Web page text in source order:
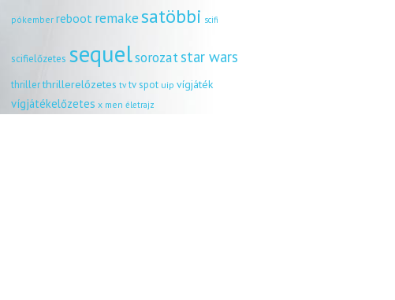
pókember reboot remakesatöbbi scifi
scifielőzetes sequelsorozatstar wars
thrillerthrillerelőzetes tv tv spot uip vígjáték
vígjátékelőzetes x men életrajz